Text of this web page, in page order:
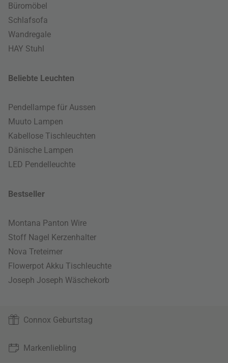
Büromöbel
Schlafsofa
Wandregale
HAY Stuhl
Beliebte Leuchten
Pendellampe für Aussen
Muuto Lampen
Kabellose Tischleuchten
Dänische Lampen
LED Pendelleuchte
Bestseller
Montana Panton Wire
Stoff Nagel Kerzenhalter
Nova Treteimer
Flowerpot Akku Tischleuchte
Joseph Joseph Wäschekorb
Connox Geburtstag
Markenliebling